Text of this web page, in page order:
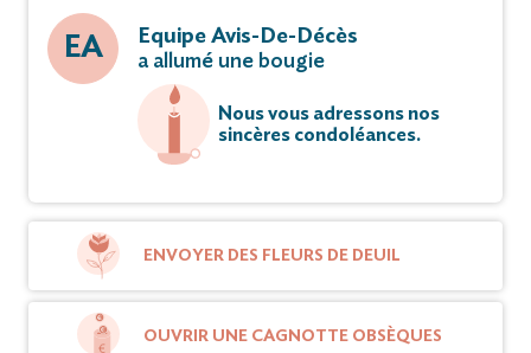
EA
Equipe Avis-De-Décès
a allumé une bougie
Nous vous adressons nos
sincères condoléances.
ENVOYER DES FLEURS DE DEUIL
OUVRIR UNE CAGNOTTE OBSÈQUES